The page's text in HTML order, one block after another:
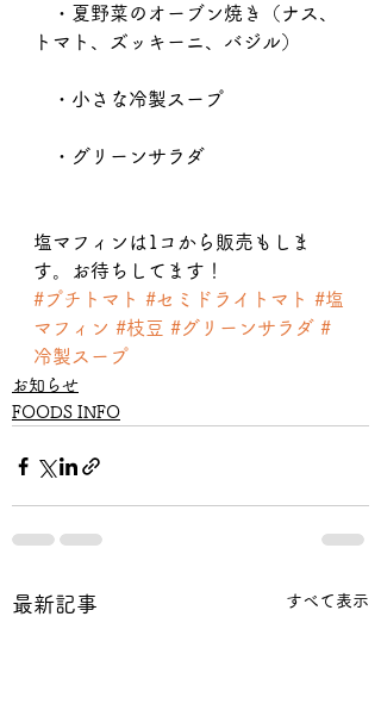
・夏野菜のオーブン焼き（ナス、
トマト、ズッキーニ、バジル）
・小さな冷製スープ
・グリーンサラダ
塩マフィンは1コから販売もしま
す。お待ちしてます！
#プチトマト #セミドライトマト #塩
マフィン #枝豆 #グリーンサラダ #
冷製スープ
お知らせ
FOODS INFO
最新記事 すべて表示